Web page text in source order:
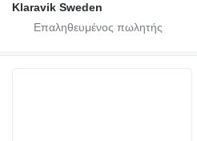
Klaravik Sweden